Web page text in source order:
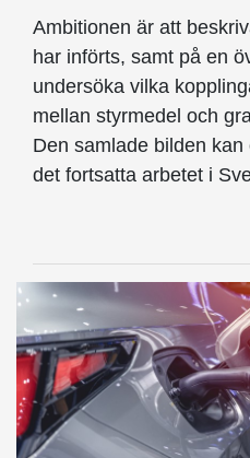
Ambitionen är att
har införts, samt på en
undersöka vilka
mellan styrmedel och
Den samlade bilden
det fortsatta arbetet i